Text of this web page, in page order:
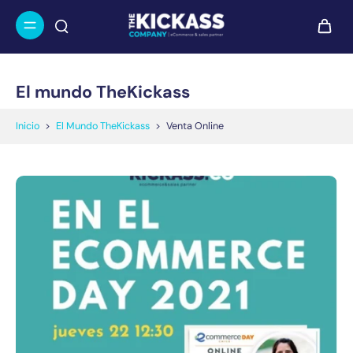
El mundo TheKickass
Inicio > El Mundo TheKickass > Venta Online